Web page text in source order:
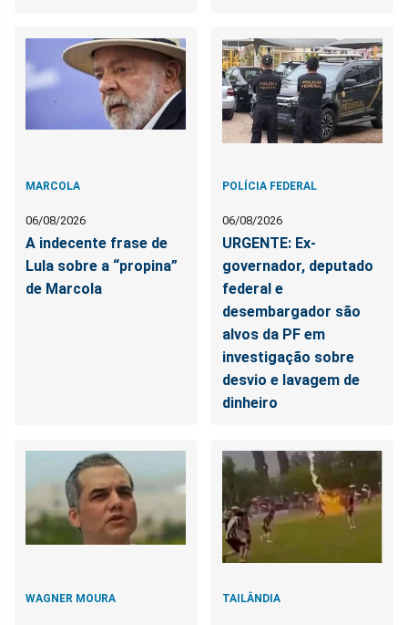
MARCOLA
06/08/2026
A indecente frase de
Lula sobre a “propina”
de Marcola
POLÍCIA FEDERAL
06/08/2026
URGENTE: Ex-
governador, deputado
federal e
desembargador são
alvos da PF em
investigação sobre
desvio e lavagem de
dinheiro
WAGNER MOURA TAILÂNDIA